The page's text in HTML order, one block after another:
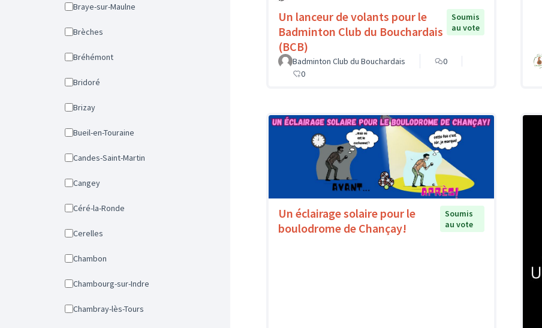
Braye-sur-Maulne
Brèches
Bréhémont
Bridoré
Brizay
Bueil-en-Touraine
Candes-Saint-Martin
Cangey
Céré-la-Ronde
Cerelles
Chambon
Chambourg-sur-Indre
Chambray-lès-Tours
Un lanceur de volants pour le
Badminton Club du Bouchardais
(BCB)
Soumis
au vote
Badminton Club du Bouchardais
0
0
Un éclairage solaire pour le
boulodrome de Chançay!
Soumis
au vote